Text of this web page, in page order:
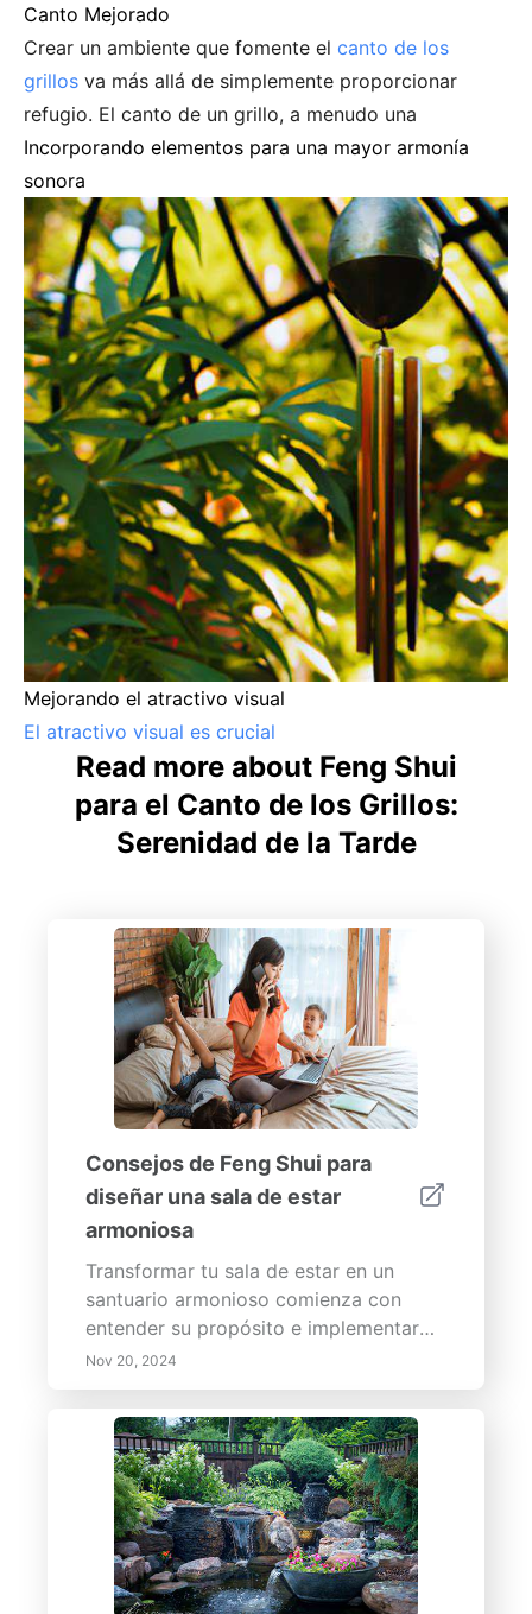
Canto Mejorado
Crear un ambiente que fomente el canto de los
grillos va más allá de simplemente proporcionar
refugio. El canto de un grillo, a menudo una
Incorporando elementos para una mayor armonía
sonora
Mejorando el atractivo visual
El atractivo visual es crucial
Read more about Feng Shui
para el Canto de los Grillos:
Serenidad de la Tarde
Consejos de Feng Shui para
diseñar una sala de estar
armoniosa
Transformar tu sala de estar en un
santuario armonioso comienza con
entender su propósito e implementar
estrategias de diseño efectivas.
Nuestra guía integral abarca pasos
esenciales, como establecer metas
claras para la funcionalidad, incorporar
elementos naturales y lograr equilibrio
a través de la disposición de los
muebles. Aprende sobre la Matriz de
Eisenhower para priorizar tareas de
manera efectiva en tu espacio y
Nov 20, 2024